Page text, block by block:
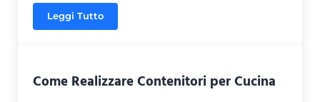
Leggi TuttoNon esce acqua dalla macchina del caffè a cialde
Come Realizzare Contenitori per Cucina